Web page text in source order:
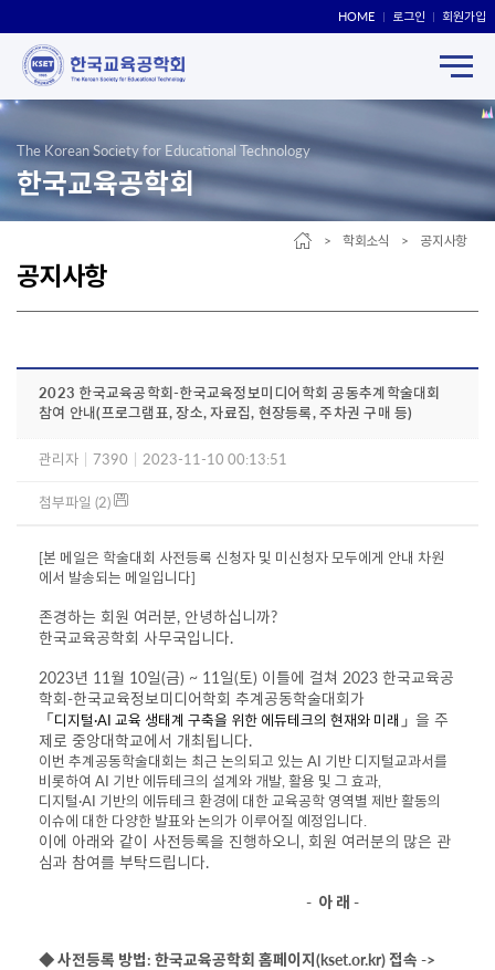
HOME 로그인 회원가입
The Korean Society for Educational Technology
한국교육공학회
공지사항
> 학회소식 > 공지사항
2023 한국교육공학회-한국교육정보미디어학회 공동추계학술대회
참여 안내(프로그램표, 장소, 자료집, 현장등록, 주차권 구매 등)
관리자 7390 2023-11-10 00:13:51
첨부파일 (2)
[본 메일은 학술대회 사전등록 신청자 및 미신청자 모두에게 안내 차원
에서 발송되는 메일입니다]
존경하는 회원 여러분, 안녕하십니까?
한국교육공학회 사무국입니다.
2023년 11월 10일(금) ~ 11일(토) 이틀에 걸쳐 2023 한국교육공
학회-한국교육정보미디어학회 추계공동학술대회가
「디지털·AI 교육 생태계 구축을 위한 에듀테크의 현재와 미래 」 을 주
제로 중앙대학교에서 개최됩니다.
이번 추계공동학술대회는 최근 논의되고 있는 AI 기반 디지털교과서를
비롯하여 AI 기반 에듀테크의 설계와 개발, 활용 및 그 효과,
디지털·AI 기반의 에듀테크 환경에 대한 교육공학 영역별 제반 활동의
이슈에 대한 다양한 발표와 논의가 이루어질 예정입니다.
이에 아래와 같이 사전등록을 진행하오니, 회원 여러분의 많은 관
심과 참여를 부탁드립니다.
- 아 래 -
◆사전등록 방법: 한국교육공학회 홈페이지(kset.or.kr) 접속 ->